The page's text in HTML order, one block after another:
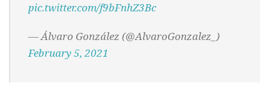
pic.twitter.com/f9bFnhZ3Bc
— Álvaro González (@AlvaroGonzalez_)
February 5, 2021